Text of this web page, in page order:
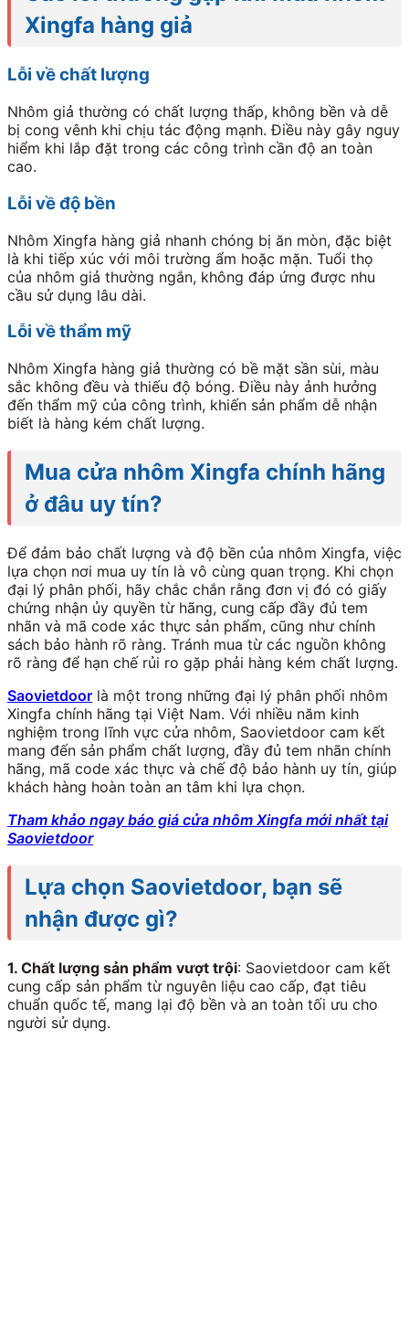
Xingfa hàng giả
Lỗi về chất lượng
Nhôm giả thường có chất lượng thấp, không bền và dễ
bị cong vênh khi chịu tác động mạnh. Điều này gây nguy
hiểm khi lắp đặt trong các công trình cần độ an toàn
cao.
Lỗi về độ bền
Nhôm Xingfa hàng giả nhanh chóng bị ăn mòn, đặc biệt
là khi tiếp xúc với môi trường ẩm hoặc mặn. Tuổi thọ
của nhôm giả thường ngắn, không đáp ứng được nhu
cầu sử dụng lâu dài.
Lỗi về thẩm mỹ
Nhôm Xingfa hàng giả thường có bề mặt sần sùi, màu
sắc không đều và thiếu độ bóng. Điều này ảnh hưởng
đến thẩm mỹ của công trình, khiến sản phẩm dễ nhận
biết là hàng kém chất lượng.
Mua cửa nhôm Xingfa chính hãng
ở đâu uy tín?
Để đảm bảo chất lượng và độ bền của nhôm Xingfa, việc
lựa chọn nơi mua uy tín là vô cùng quan trọng. Khi chọn
đại lý phân phối, hãy chắc chắn rằng đơn vị đó có giấy
chứng nhận ủy quyền từ hãng, cung cấp đầy đủ tem
nhãn và mã code xác thực sản phẩm, cũng như chính
sách bảo hành rõ ràng. Tránh mua từ các nguồn không
rõ ràng để hạn chế rủi ro gặp phải hàng kém chất lượng.
Saovietdoor là một trong những đại lý phân phối nhôm
Xingfa chính hãng tại Việt Nam. Với nhiều năm kinh
nghiệm trong lĩnh vực cửa nhôm, Saovietdoor cam kết
mang đến sản phẩm chất lượng, đầy đủ tem nhãn chính
hãng, mã code xác thực và chế độ bảo hành uy tín, giúp
khách hàng hoàn toàn an tâm khi lựa chọn.
Tham khảo ngay báo giá cửa nhôm Xingfa mới nhất tại
Saovietdoor
Lựa chọn Saovietdoor, bạn sẽ
nhận được gì?
1. Chất lượng sản phẩm vượt trội: Saovietdoor cam kết
cung cấp sản phẩm từ nguyên liệu cao cấp, đạt tiêu
chuẩn quốc tế, mang lại độ bền và an toàn tối ưu cho
người sử dụng.